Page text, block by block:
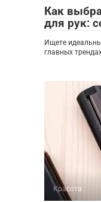
Как
для рук:
Ищете
главных
Красота